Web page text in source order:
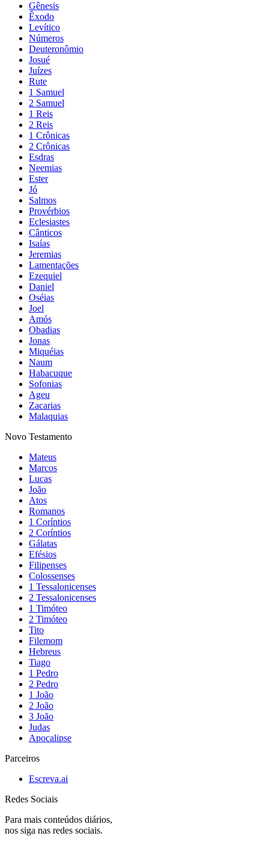
Gênesis
Êxodo
Levítico
Números
Deuteronômio
Josué
Juízes
Rute
1 Samuel
2 Samuel
1 Reis
2 Reis
1 Crônicas
2 Crônicas
Esdras
Neemias
Ester
Jó
Salmos
Provérbios
Eclesiastes
Cânticos
Isaías
Jeremias
Lamentações
Ezequiel
Daniel
Oséias
Joel
Amós
Obadias
Jonas
Miquéias
Naum
Habacuque
Sofonias
Ageu
Zacarias
Malaquias
Novo Testamento
Mateus
Marcos
Lucas
João
Atos
Romanos
1 Coríntios
2 Coríntios
Gálatas
Efésios
Filipenses
Colossenses
1 Tessalonicenses
2 Tessalonicenses
1 Timóteo
2 Timóteo
Tito
Filemom
Hebreus
Tiago
1 Pedro
2 Pedro
1 João
2 João
3 João
Judas
Apocalipse
Parceiros
Escreva.ai
Redes Sociais
Para mais conteúdos diários,
nos siga nas redes sociais.